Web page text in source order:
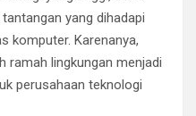
yang dihadapi
komputer. Karenanya,
ramah lingkungan menjadi
perusahaan teknologi